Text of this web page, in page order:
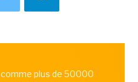
plus de 50000